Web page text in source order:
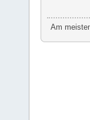
Am